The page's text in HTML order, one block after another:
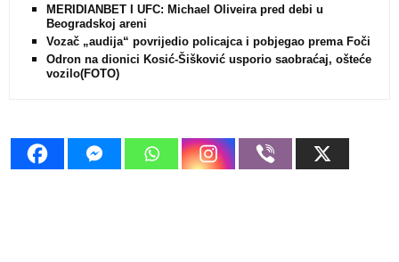
MERIDIANBET I UFC: Michael Oliveira pred debi u
Beogradskoj areni
Vozač „audija“ povrijedio policajca i pobjegao prema Foči
Odron na dionici Kosić-Šišković usporio saobraćaj, oštećeno
vozilo(FOTO)